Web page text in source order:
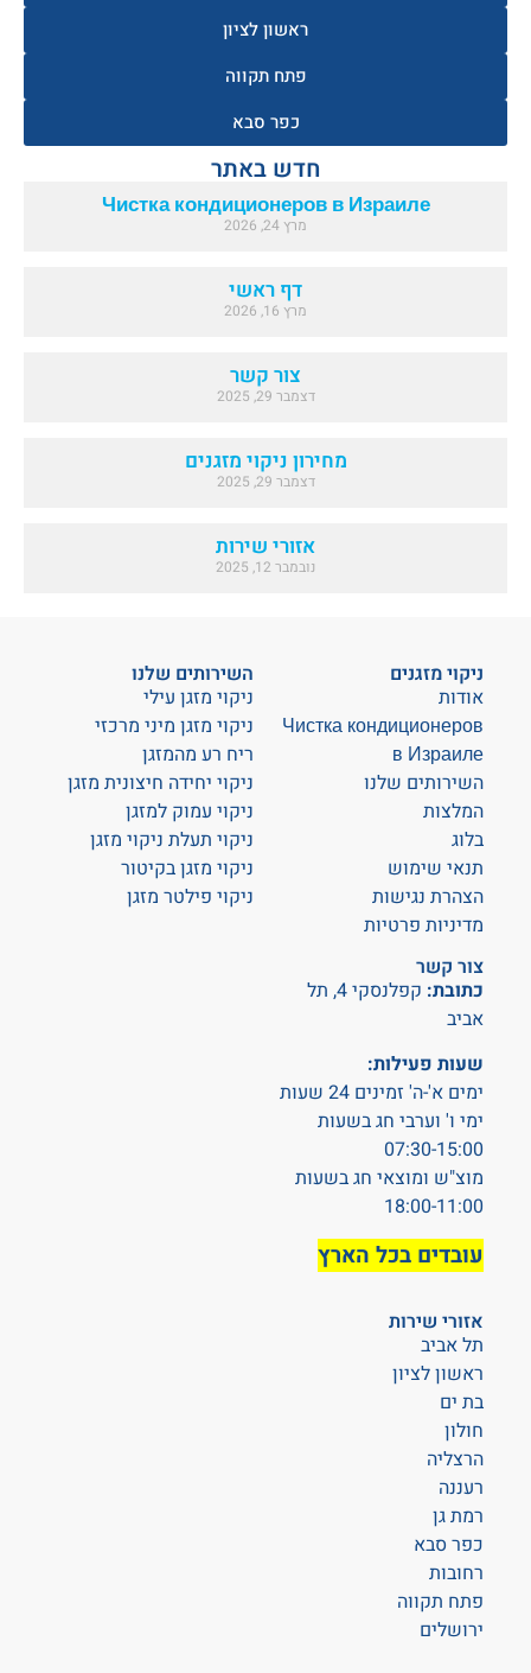
ראשון לציון
פתח תקווה
כפר סבא
חדש באתר
Чистка кондиционеров в Израиле
מרץ 24, 2026
דף ראשי
מרץ 16, 2026
צור קשר
דצמבר 29, 2025
מחירון ניקוי מזגנים
דצמבר 29, 2025
אזורי שירות
נובמבר 12, 2025
ניקוי מזגנים
אודות
Чистка кондиционеров
в Израиле
השירותים שלנו
המלצות
בלוג
תנאי שימוש
הצהרת נגישות
מדיניות פרטיות
צור קשר
כתובת:
קפלנסקי 4, תל
אביב
שעות פעילות:
ימים א'-ה' זמינים 24 שעות
ימי ו' וערבי חג בשעות
07:30-15:00
מוצ"ש ומוצאי חג בשעות
18:00-11:00
עובדים בכל הארץ
השירותים שלנו
ניקוי מזגן עילי
ניקוי מזגן מיני מרכזי
ריח רע מהמזגן
ניקוי יחידה חיצונית מזגן
ניקוי עמוק למזגן
ניקוי תעלת ניקוי מזגן
ניקוי מזגן בקיטור
ניקוי פילטר מזגן
אזורי שירות
תל אביב
ראשון לציון
בת ים
חולון
הרצליה
רעננה
רמת גן
כפר סבא
רחובות
פתח תקווה
ירושלים